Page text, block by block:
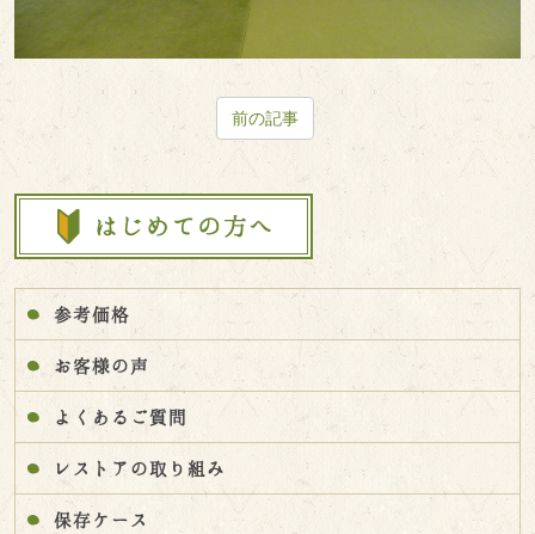
前の記事
参考価格
お客様の声
よくあるご質問
レストアの取り組み
保存ケース